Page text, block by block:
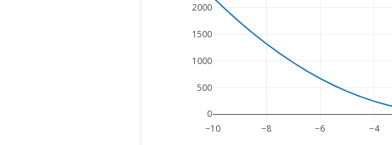
−10 −8 −6 −4
0
500
1000
1500
2000